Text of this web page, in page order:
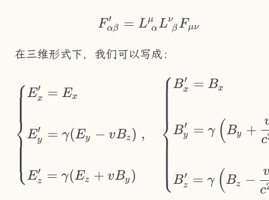
F'_{\alpha\beta}
Fαβ
′ = L α
μ L β
ν Fμν
在三维形式下，我们可以写成：
⎩
⎨
⎧Ex
′ = Ex
Ey
′ = γ(Ey − vBz )
Ez
′ = γ(Ez + vBy )
,
⎩
⎨
⎧Bx
′ = Bx
By
′ = γ (By +
c
Bz
′ = γ (Bz −
c
v